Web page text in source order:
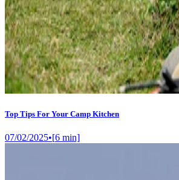
Top Tips For Your Camp Kitchen
07/02/2025•[6 min]